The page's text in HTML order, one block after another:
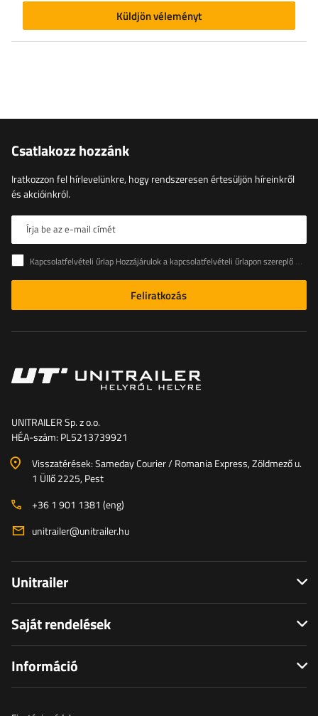
Küldjön véleményt
Csatlakozz hozzánk
Iratkozzon fel hírlevelünkre, hogy rendszeresen értesüljön híreinkről
és akcióinkról.
Írja be az e-mail címét
Kapcsolatfelvételi űrlap Hozzájárulok a kapcsolatfelvételi űrlapon szereplő személyes adataimnak az Európai Parlament és a Tanács (EU) rendeletével összhangban történő kezeléséhez
Feliratkozás
UNITRAILER Sp. z o.o.
HÉA-szám: PL5213739921
Visszatérések: Sameday Courier / Romania Express, Zöldmező u.
1 Üllő 2225, Pest
+36 1 901 1381 (eng)
unitrailer@unitrailer.hu
Unitrailer
Saját rendelések
Információ